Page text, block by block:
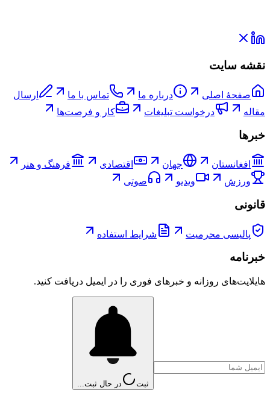
نقشه سایت
صفحۀ اصلی درباره ما تماس با ما
ارسال
مقاله
درخواست تبلیغات کار و فرصت‌ها
خبرها
افغانستان جهان اقتصادی
فرهنگ و هنر
ورزش
ویدیو صوتی
قانونی
پالیسی محرمیت شرایط استفاده
خبرنامه
هایلایت‌های روزانه و خبرهای فوری را در ایمیل دریافت کنید.
ثبت در حال ثبت...